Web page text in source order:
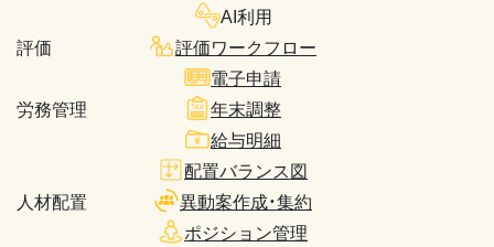
AI利用
評価
評価ワークフロー
労務管理
電子申請
年末調整
給与明細
人材配置
配置バランス図
異動案作成・集約
ポジション管理